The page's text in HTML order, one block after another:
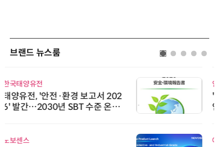
브랜드 뉴스룸
인아그룹
'자동화 산업의 새로운 가능성'…
인아그룹 전국 7개 도시 세미나 페
에이블스토어